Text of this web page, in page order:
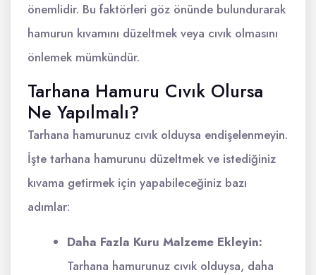
önemlidir. Bu faktörleri göz önünde bulundurarak
hamurun kıvamını düzeltmek veya cıvık olmasını
önlemek mümkündür.
Tarhana Hamuru Cıvık Olursa
Ne Yapılmalı?
Tarhana hamurunuz cıvık olduysa endişelenmeyin.
İşte tarhana hamurunu düzeltmek ve istediğiniz
kıvama getirmek için yapabileceğiniz bazı
adımlar:
Daha Fazla Kuru Malzeme Ekleyin:
Tarhana hamurunuz cıvık olduysa, daha